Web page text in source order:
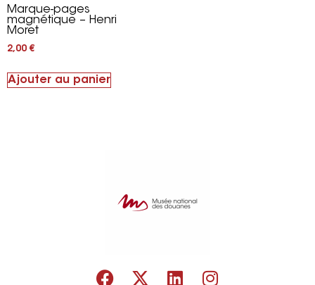
Marque-pages
magnétique – Henri
Moret
2,00€
Ajouter au panier